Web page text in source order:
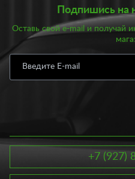
Подпишись на
Оставь свой e-mail и получай
+7 (927)